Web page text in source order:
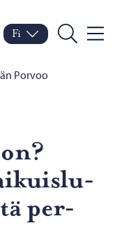
Porvoo – Siirry
Vaihda kieltä
Nykyinen kieli: Suomi
Fi
Hae
Porvoo
per­